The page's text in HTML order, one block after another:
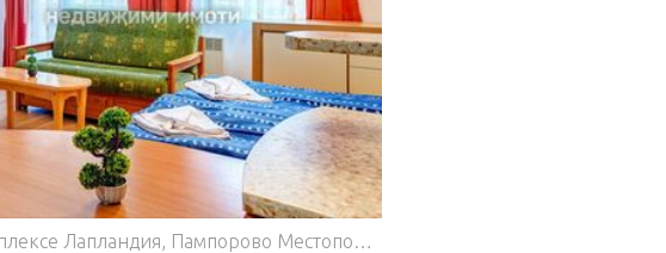
Студия на продажу в комплексе Лапландия, Пампорово Местоположение: - Комплекс Лапландия, Пампорово Технические характеристики объекта: - Площадь: 41 кв. м - Подвал на полу: Да - Идеальные части общих зон: 0,77% - Идеальные участки участка/рельефа: 0,77% Описание объекта: Мы предлагаем вам уютную студию в сложном Лапландии. Студия состоит из: - Вестибюль - Ванная комната с душем и туалетом - Водонагреватель - Комната с мини-кухней и террасой - Кухня с шкафчиками, холодильником и плитой - Кухонный уголок - Камин - Подключение к Интернету Мебель можно оставить в соответствии с договорённостью. Стоимость и услуги: - Годовой взнос за общие зоны: 820 BGN. (включает уборку, отопление и лифт) - В комплексе есть: - Сауна - Небольшой спортзал - Паровая баня (использование за дополнительную плату) Преимущества студии: - Относительно небольшой комплекс с круглосуточной охраной и ответственным лицом за здание - Близость к лифту и ресторанам Студенца - Общественная парковка перед отелем - Возможность аренды мест на крытой парковке, если она доступна - Отличное транспортное сообщение с Софией, Пловдив, Пампорово и Смолян — открытый ресторан в комплексе в зимний сезон — спа, фитнес, продуктовый магазин и ресторан в соседнем отеле — студия зарегистрирована в муниципалитете и арендуется, с положительными отзывами по бронированию (9,4 из 10). Цена: 82 500 EUR. Для получения дополнительной информации и просмотров, пожалуйста, свяжитесь с нами. Не упустите возможность завладеть уютной студией в замечательном комплексе Лапландии! Звоните сейчас! (yavlenaCOM/146169).